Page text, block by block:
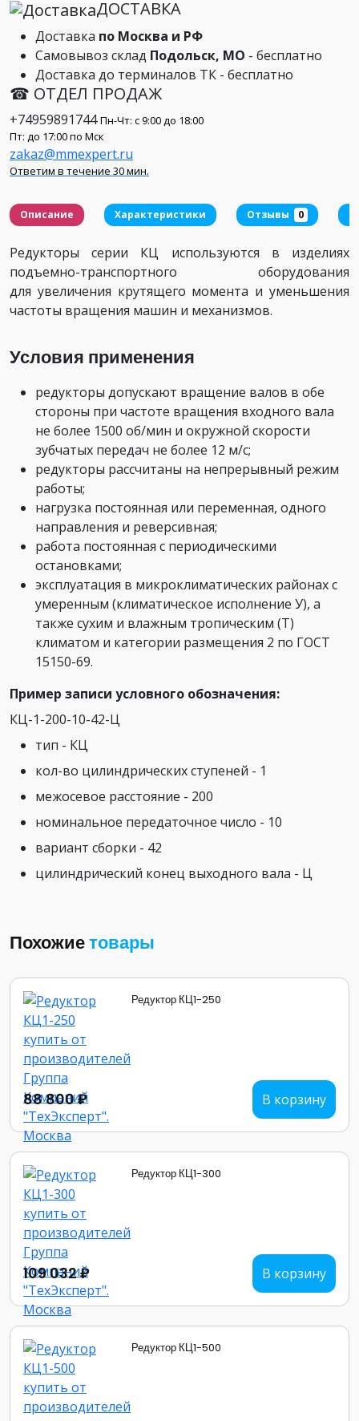
ДОСТАВКА
Доставка по Москва и РФ
Самовывоз склад Подольск, МО - бесплатно
Доставка до терминалов ТК - бесплатно
☎ ОТДЕЛ ПРОДАЖ
+74959891744 Пн-Чт: с 9:00 до 18:00
Пт: до 17:00 по Мск
zakaz@mmexpert.ru
Ответим в течение 30 мин.
Описание Характеристики Отзывы 0
Редукторы серии КЦ используются в изделиях
подъемно-транспортного оборудования
для увеличения крутящего момента и уменьшения
частоты вращения машин и механизмов.
Условия применения
редукторы допускают вращение валов в обе
стороны при частоте вращения входного вала
не более 1500 об/мин и окружной скорости
зубчатых передач не более 12 м/с;
редукторы рассчитаны на непрерывный режим
работы;
нагрузка постоянная или переменная, одного
направления и реверсивная;
работа постоянная с периодическими
остановками;
эксплуатация в микроклиматических районах с
умеренным (климатическое исполнение У), а
также сухим и влажным тропическим (Т)
климатом и категории размещения 2 по ГОСТ
15150-69.
Пример записи условного обозначения:
КЦ-1-200-10-42-Ц
тип - КЦ
кол-во цилиндрических ступеней - 1
межосевое расстояние - 200
номинальное передаточное число - 10
вариант сборки - 42
цилиндрический конец выходного вала - Ц
Похожиетовары
Редуктор КЦ1-250
88 800 ₽ В корзину
Редуктор КЦ1-300
109 032 ₽ В корзину
Редуктор КЦ1-500